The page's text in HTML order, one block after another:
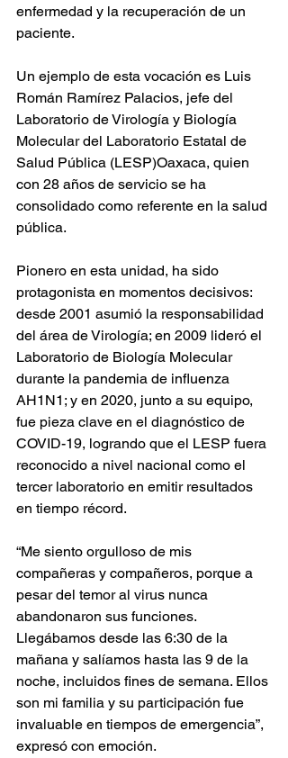
enfermedad y la recuperación de un
paciente.
Un ejemplo de esta vocación es Luis
Román Ramírez Palacios, jefe del
Laboratorio de Virología y Biología
Molecular del Laboratorio Estatal de
Salud Pública (LESP)Oaxaca, quien
con 28 años de servicio se ha
consolidado como referente en la salud
pública.
Pionero en esta unidad, ha sido
protagonista en momentos decisivos:
desde 2001 asumió la responsabilidad
del área de Virología; en 2009 lideró el
Laboratorio de Biología Molecular
durante la pandemia de influenza
AH1N1; y en 2020, junto a su equipo,
fue pieza clave en el diagnóstico de
COVID-19, logrando que el LESP fuera
reconocido a nivel nacional como el
tercer laboratorio en emitir resultados
en tiempo récord.
“Me siento orgulloso de mis
compañeras y compañeros, porque a
pesar del temor al virus nunca
abandonaron sus funciones.
Llegábamos desde las 6:30 de la
mañana y salíamos hasta las 9 de la
noche, incluidos fines de semana. Ellos
son mi familia y su participación fue
invaluable en tiempos de emergencia”,
expresó con emoción.